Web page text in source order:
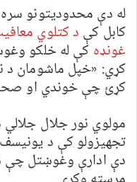
له دې محدودیتونو سره
کابل کې د کتلوي
غونډه کې له خلکو
کړي: «خپل ماشومان د
کړئ چې خوندي او
مولوي نور جلال
تجهیزولو کې د
دې ادارې وغوښتل چې